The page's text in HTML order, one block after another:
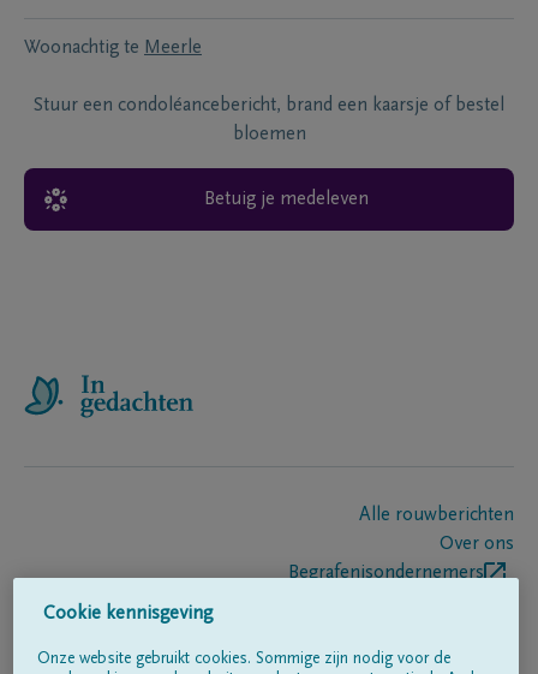
Woonachtig te Meerle
Stuur een condoléancebericht, brand een kaarsje of bestel
bloemen
Betuig je medeleven
Alle rouwberichten
Over ons
Begrafenisondernemers
Cookie kennisgeving
Onze website gebruikt cookies. Sommige zijn nodig voor de